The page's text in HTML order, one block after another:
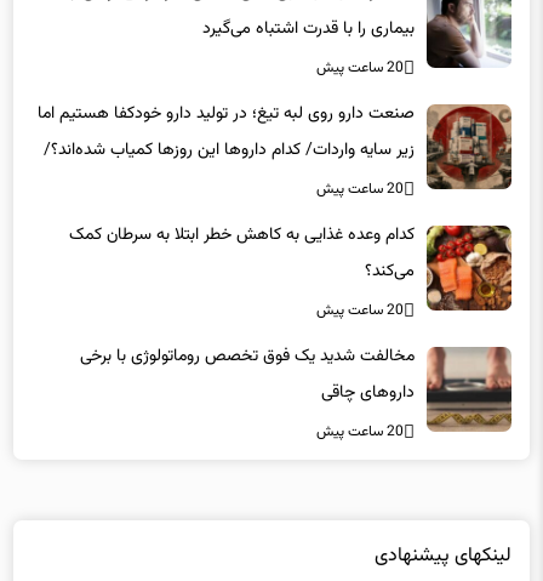
بیماری را با قدرت اشتباه می‌گیرد
20 ساعت پیش
صنعت دارو روی لبه تیغ؛ در تولید دارو خودکفا هستیم اما
زیر سایه واردات/ کدام داروها این روزها کمیاب شده‌اند؟/
«کشور سه ماه ذخیره دارویی دارد»
20 ساعت پیش
کدام وعده غذایی به کاهش خطر ابتلا به سرطان کمک
می‌کند؟
20 ساعت پیش
مخالفت شدید یک فوق تخصص روماتولوژی با برخی
داروهای چاقی
20 ساعت پیش
لینکهای پیشنهادی